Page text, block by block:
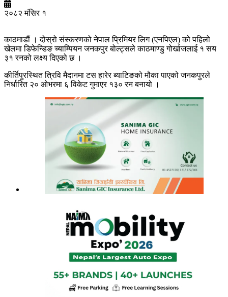
२०८२ मंसिर १
काठमाडौं । दोस्रो संस्करणको नेपाल प्रिमियर लिग (एनपिएल) को पहिलो
खेलमा डिफेन्डिङ च्याम्पियन जनकपुर बोल्ट्सले काठमाण्डु गोर्खाजलाई १ सय
३१ रनको लक्ष्य दिएको छ ।
कीर्तिपुरस्थित त्रिवि मैदानमा टस हारेर ब्याटिङको मौका पाएको जनकपुरले
निर्धारित २० ओभरमा ६ विकेट गुमाएर १३० रन बनायो ।